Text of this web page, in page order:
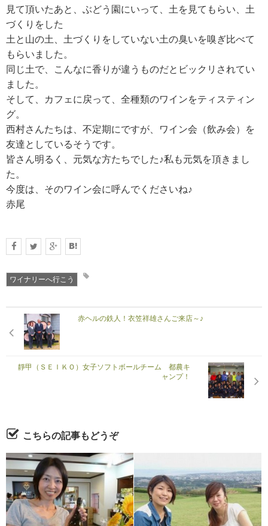
見て頂いたあと、ぶどう園にいって、土を見てもらい、土
づくりをした
土と山の土、土づくりをしていない土の臭いを嗅ぎ比べて
もらいました。
同じ土で、こんなに香りが違うものだとビックリされてい
ました。
そして、カフェに戻って、全種類のワインをティスティン
グ。
西村さんたちは、不定期にですが、ワイン会（飲み会）を
友達としているそうです。
皆さん明るく、元気な方たちでした♪私も元気を頂きまし
た。
今度は、そのワイン会に呼んでくださいね♪
赤尾
ワイナリーへ行こう
赤ヘルの鉄人！衣笠祥雄さんご来店～♪
靜甲（ＳＥＩＫＯ）女子ソフトボールチーム 都農キ
ャンプ！
こちらの記事もどうぞ